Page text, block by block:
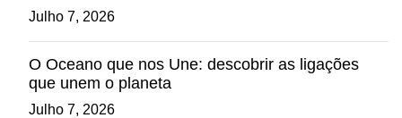
Julho 7, 2026
O Oceano que nos Une: descobrir as ligações
que unem o planeta
Julho 7, 2026